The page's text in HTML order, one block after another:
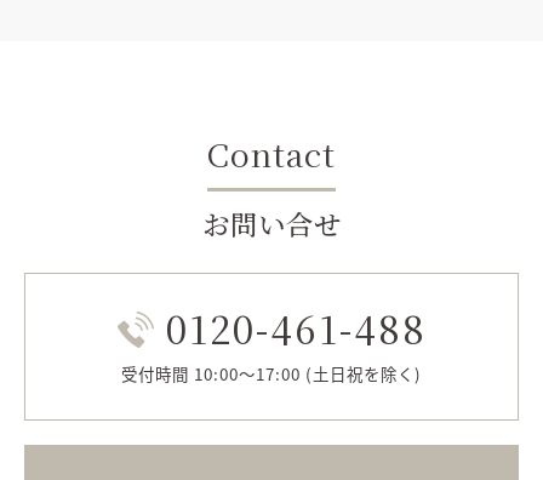
Contact
お問い合せ
0120-461-488
受付時間 10:00～17:00 (土日祝を除く)